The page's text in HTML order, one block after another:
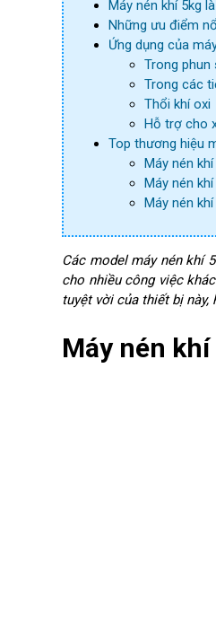
Máy nén khí 5kg
Những ưu điểm
Ứng dụng của
Trong phun
Trong các
Thổi khí oxi
Hỗ trợ cho
Top thương hiệu
Máy nén
Máy nén
Máy nén
Các model máy nén khí
cho nhiều công việc
tuyệt vời của thiết bị
Máy nén